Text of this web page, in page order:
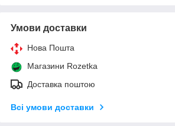
Умови доставки
Нова Пошта
Магазини Rozetka
Доставка поштою
Всі умови доставки